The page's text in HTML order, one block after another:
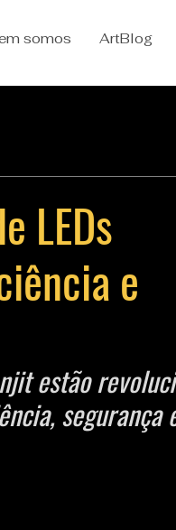
somos ArtBlog
LEDs
e
estão
segurança